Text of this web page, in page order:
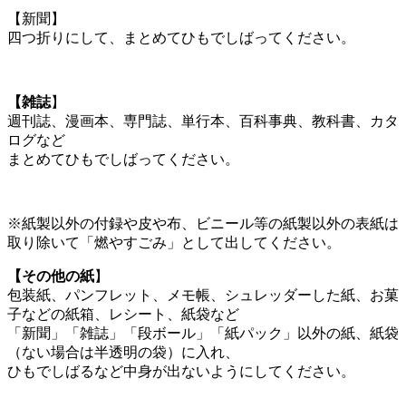
【新聞】
四つ折りにして、まとめてひもでしばってください。
【雑誌】
週刊誌、漫画本、専門誌、単行本、百科事典、教科書、カタ
ログなど
まとめてひもでしばってください。
※紙製以外の付録や皮や布、ビニール等の紙製以外の表紙は
取り除いて「燃やすごみ」として出してください。
【その他の紙】
包装紙、パンフレット、メモ帳、シュレッダーした紙、お菓
子などの紙箱、レシート、紙袋など
「新聞」「雑誌」「段ボール」「紙パック」以外の紙、紙袋
（ない場合は半透明の袋）に入れ、
ひもでしばるなど中身が出ないようにしてください。